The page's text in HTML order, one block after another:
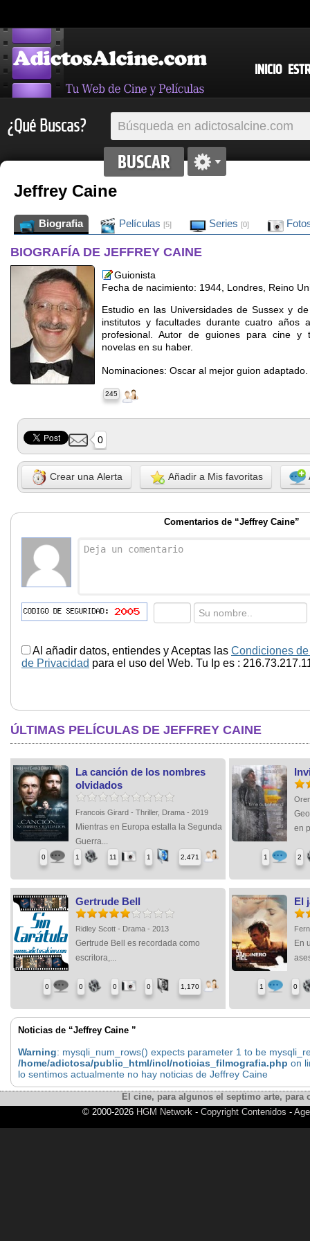
INICIO
¿Qué Buscas?
Jeffrey Caine
Biografia Películas [5] Series [0]
BIOGRAFÍA DE JEFFREY CAINE
Guionista
Fecha de nacimiento: 1944, Londres, Reino
Estudio en las Universidades de Sussex y
institutos y facultades durante cuatro años
profesional. Autor de guiones para cine y
novelas en su haber.
Nominaciones: Oscar al mejor guion adaptado.
245
0
Crear una Alerta Añadir a Mis favoritas
Comentarios de “Jeffrey Caine”
Al añadir datos, entiendes y Aceptas las Condiciones
de Privacidad para el uso del Web. Tu Ip es :
ÚLTIMAS PELÍCULAS DE JEFFREY CAINE
La canción de los nombres
olvidados
Francois Girard - Thriller, Drama - 2019
Mientras en Europa estalla la Segunda
Guerra...
0 1 11 1 2,471
en
1 2
Gertrude Bell
Ridley Scott - Drama - 2013
Gertrude Bell es recordada como
escritora,...
0 0 0 0 1,170
El
En
1 0
Noticias de “Jeffrey Caine ”
Warning: mysqli_num_rows() expects parameter 1 to be
/home/adictosa/public_html/incl/noticias_filmografia.php on
lo sentimos actualmente no hay noticias de Jeffrey Caine
El cine, para algunos el septimo arte,
© 2000-2026 HGM Network- Copyright Contenidos -